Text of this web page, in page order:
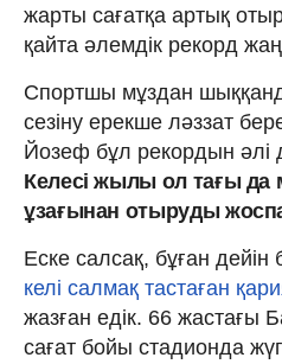
жарты сағатқа артық
қайта әлемдік рекорд
Спортшы мұздан
сезіну ерекше ләззат
Йозеф бұл рекордын әлі
Келесі жылы ол тағы да
ұзағынан отыруды
Еске салсақ, бұған дейін
келі салмақ тастаған
жазған едік. 66 жастағы
сағат бойы стадионда